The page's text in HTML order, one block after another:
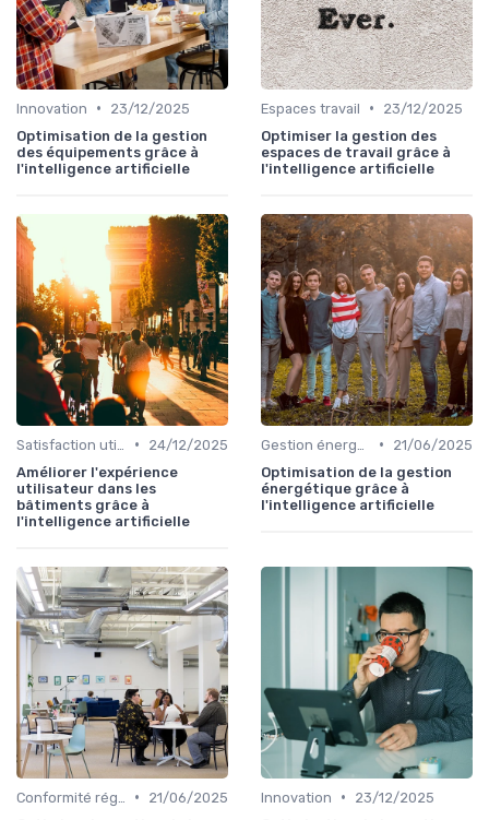
Innovation •
23/12/2025
Optimisation de la gestion
des équipements grâce à
l'intelligence artificielle
Espaces travail •
23/12/2025
Optimiser la gestion des
espaces de travail grâce à
l'intelligence artificielle
•
24/12/2025
Améliorer l'expérience
utilisateur dans les
bâtiments grâce à
l'intelligence artificielle
•
21/06/2025
Optimisation de la gestion
énergétique grâce à
l'intelligence artificielle
•
21/06/2025
Innovation •
23/12/2025